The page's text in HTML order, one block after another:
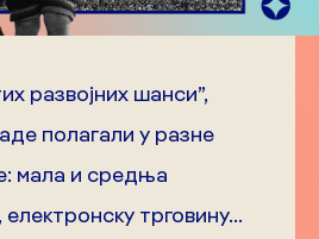
развојних шанси”,
полагали у разне
мала и средња
трговину…